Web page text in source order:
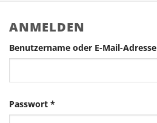
ANMELDEN
Benutzername oder E-Mail-Adresse
Passwort *Erforderlich